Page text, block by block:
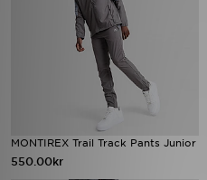
MONTIREX Trail Track Pants Junior
550.00kr